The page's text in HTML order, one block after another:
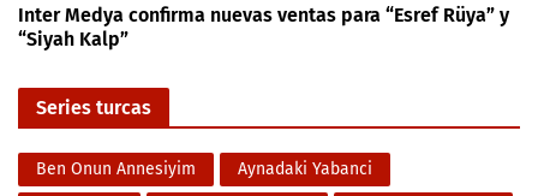
Inter Medya confirma nuevas ventas para “Esref Rüya” y
“Siyah Kalp”
Series turcas
Ben Onun Annesiyim
Aynadaki Yabanci